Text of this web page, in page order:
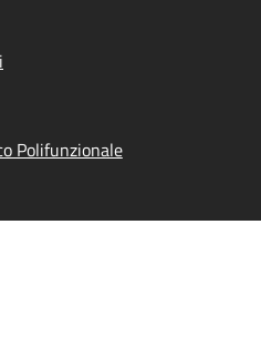
Polifunzionale